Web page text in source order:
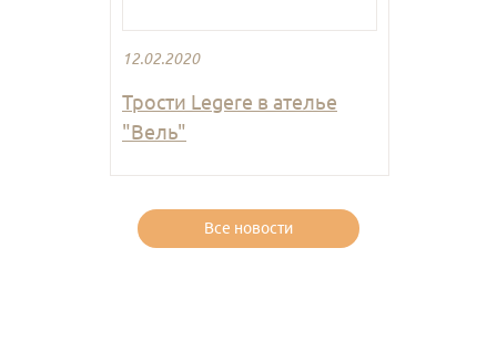
12.02.2020
Трости Legere в ателье
"Вель"
Все новости